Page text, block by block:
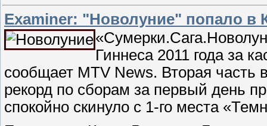
Еxaminer: "Новолуние" попало в
Гиннеса 2011 года за
сообщает MTV News. Вторая часть
рекорд по сборам за первый день
спокойно скинуло с 1-го места